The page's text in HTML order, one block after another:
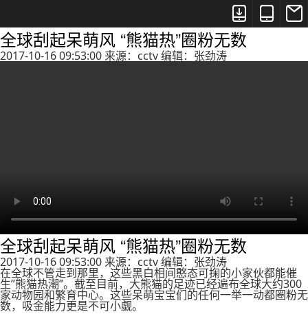



全球刮起呆萌风 “熊猫热”圈粉无数
2017-10-16 09:53:00 来源：cctv 编辑：张劲涛
全球刮起呆萌风 “熊猫热”圈粉无数
2017-10-16 09:53:00 来源：cctv 编辑：张劲涛
在全球不管走到那里，这些黑白相间憨态可掬的小家伙都能催
生”熊猫热潮”。截至目前，大熊猫的足迹已经遍布全球大约300
家动物园和繁育中心。这些呆萌宝宝们的任何一举一动都圈粉无
数，吸金能力更是不可小觑。